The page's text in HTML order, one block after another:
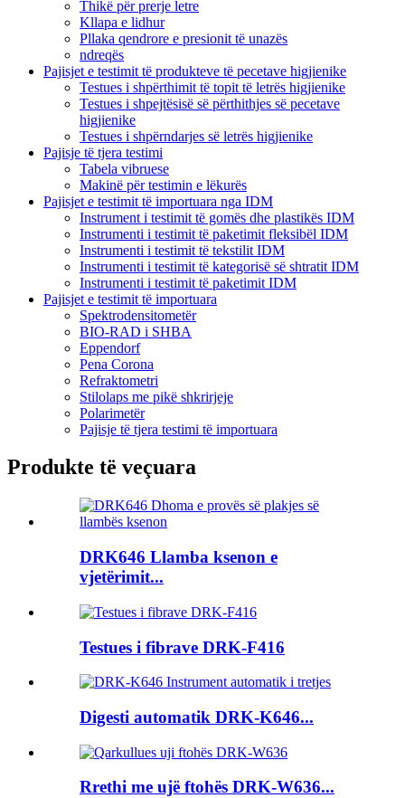
Thikë për prerje letre
Kllapa e lidhur
Pllaka qendrore e presionit të unazës
ndreqës
Pajisjet e testimit të produkteve të pecetave higjienike
Testues i shpërthimit të topit të letrës higjienike
Testues i shpejtësisë së përthithjes së pecetave
higjienike
Testues i shpërndarjes së letrës higjienike
Pajisje të tjera testimi
Tabela vibruese
Makinë për testimin e lëkurës
Pajisjet e testimit të importuara nga IDM
Instrument i testimit të gomës dhe plastikës IDM
Instrumenti i testimit të paketimit fleksibël IDM
Instrumenti i testimit të tekstilit IDM
Instrumenti i testimit të kategorisë së shtratit IDM
Instrumenti i testimit të paketimit IDM
Pajisjet e testimit të importuara
Spektrodensitometër
BIO-RAD i SHBA
Eppendorf
Pena Corona
Refraktometri
Stilolaps me pikë shkrirjeje
Polarimetër
Pajisje të tjera testimi të importuara
Produkte të veçuara
DRK646 Llamba ksenon e
vjetërimit...
Testues i fibrave DRK-F416
Digesti automatik DRK-K646...
Rrethi me ujë ftohës DRK-W636...